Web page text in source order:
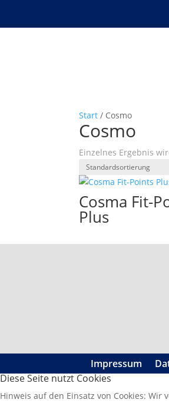
Start / Cosmo
Cosmo
Einzelnes Ergebnis
Cosma Fit-
Plus
Impressum
Diese Seite nutzt Cookies
Hinweis auf den Einsatz von Cookies: